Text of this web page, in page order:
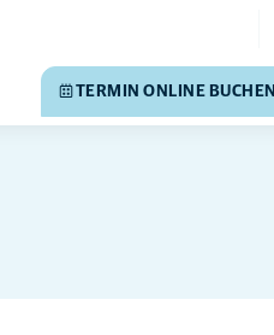
TERMIN ONLINE BUCHEN